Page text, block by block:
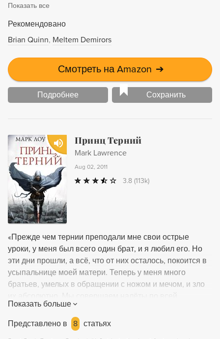
Показать все
Рекомендовано
Brian Quinn Meltem Demirors
Смотреть на Amazon ➔
Подробнее Сохранить
Принц Терний
Mark Lawrence
Aug 02, 2011
3.8 (113k)
«Прежде чем тернии преподали мне свои острые
уроки, у меня был всего один брат, и я любил его. Но
эти дни прошли, а всё, что от них осталось, покоится в
усыпальнице моей матери. Теперь у меня много
братьев, умелых в обращении с ножом и мечом, и зло
раздробленной империи и грабим её останки. Говорят,
сейчас тяжёлые времена, конец дней, когда бродят
мертвецы, и чудовища охотятся в ночи. Всё это,
Показать больше
Представлено в
8 статьях